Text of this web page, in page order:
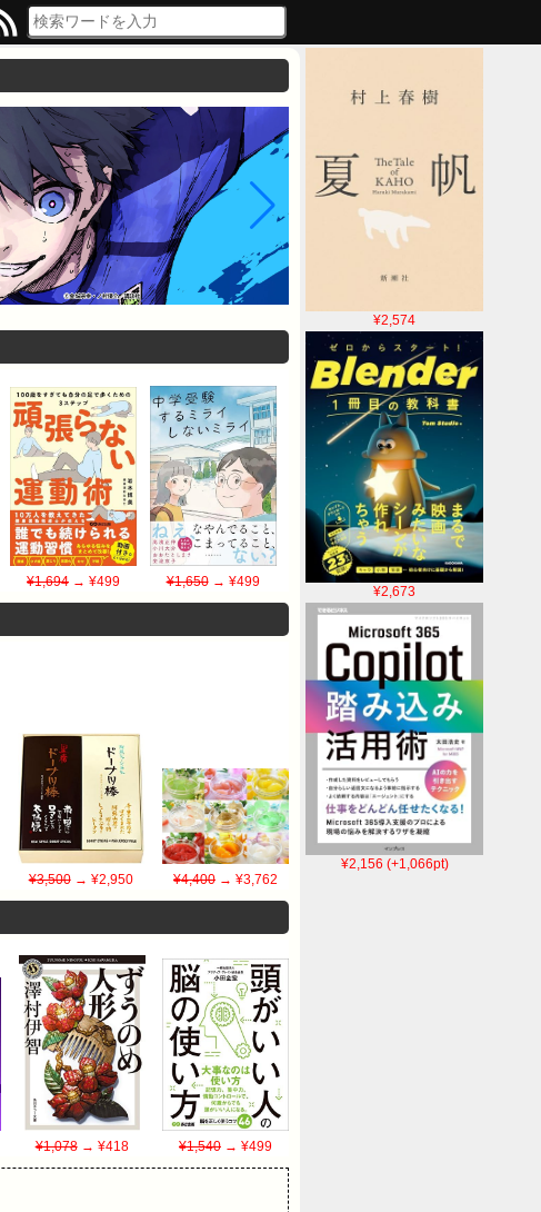
¥2,574
¥2,673
¥2,156 (+1,066pt)
¥1,694 → ¥499 ¥1,650→ ¥499
¥3,500→ ¥2,950 ¥4,400→ ¥3,762
¥1,078→ ¥418 ¥1,540→ ¥499